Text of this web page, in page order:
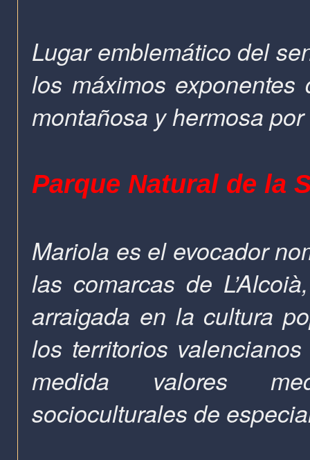
Lugar emblemático del
los máximos
montañosa y hermosa
Parque Natural de la
Mariola es el evocador
las comarcas de
arraigada en la cultura
los territorios
medida valores
socioculturales de